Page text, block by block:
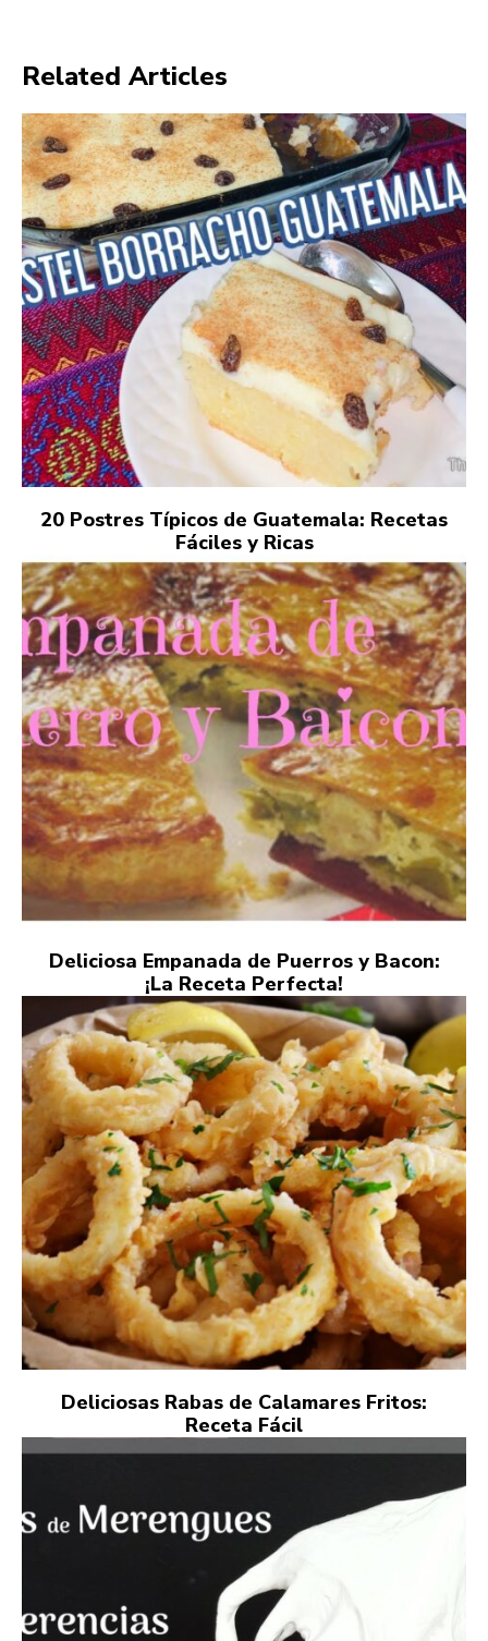
Related Articles
20 Postres Típicos de Guatemala: Recetas
Fáciles y Ricas
Deliciosa Empanada de Puerros y Bacon:
¡La Receta Perfecta!
Deliciosas Rabas de Calamares Fritos:
Receta Fácil